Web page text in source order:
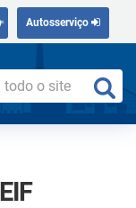
Autosserviço